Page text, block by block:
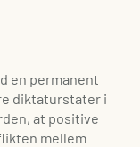
en permanent
diktaturstater i
at positive
mellem